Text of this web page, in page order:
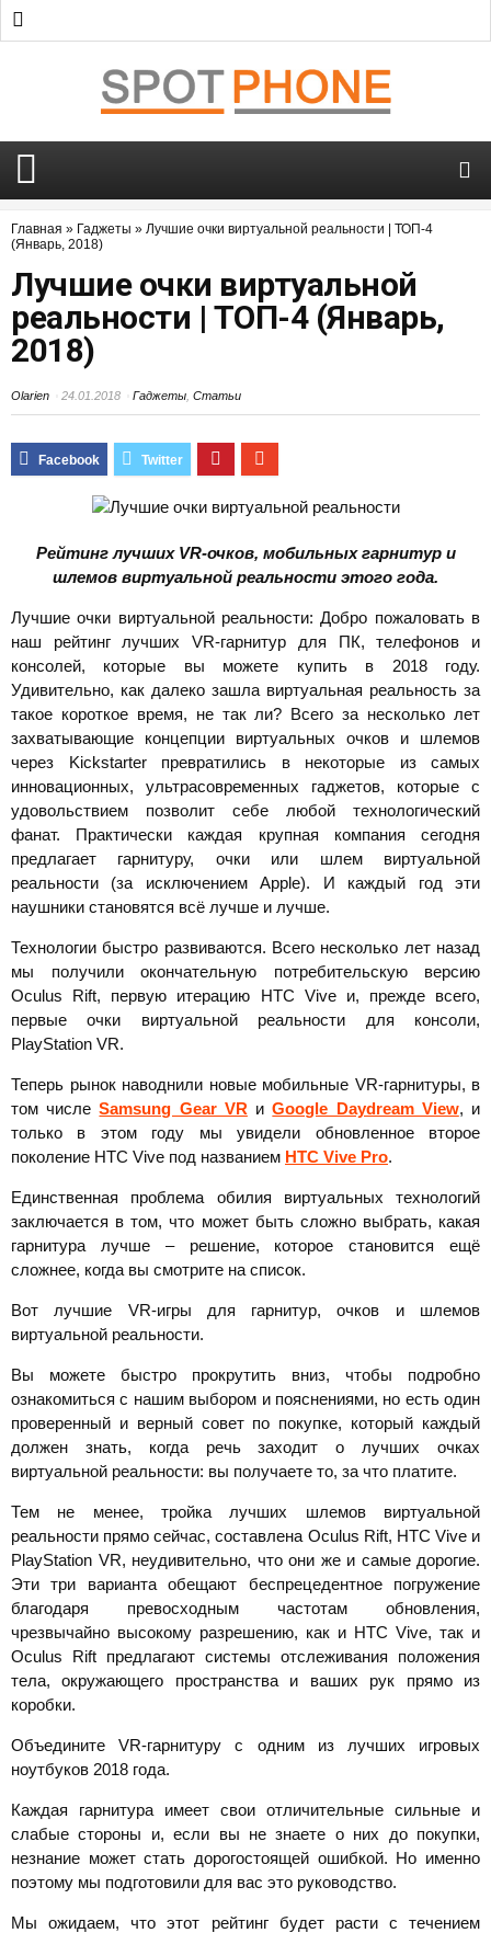
Главная » Гаджеты » Лучшие очки виртуальной реальности | ТОП-4
(Январь, 2018)
Лучшие очки виртуальной
реальности | ТОП-4 (Январь,
2018)
Olarien 24.01.2018 Гаджеты Статьи
Рейтинг лучших VR-очков, мобильных гарнитур и
шлемов виртуальной реальности этого года.
Лучшие очки виртуальной реальности: Добро пожаловать в
наш рейтинг лучших VR-гарнитур для ПК, телефонов и
консолей, которые вы можете купить в 2018 году.
Удивительно, как далеко зашла виртуальная реальность за
такое короткое время, не так ли? Всего за несколько лет
захватывающие концепции виртуальных очков и шлемов
через Kickstarter превратились в некоторые из самых
инновационных, ультрасовременных гаджетов, которые с
удовольствием позволит себе любой технологический
фанат. Практически каждая крупная компания сегодня
предлагает гарнитуру, очки или шлем виртуальной
реальности (за исключением Apple). И каждый год эти
наушники становятся всё лучше и лучше.
Технологии быстро развиваются. Всего несколько лет назад
мы получили окончательную потребительскую версию
Oculus Rift, первую итерацию HTC Vive и, прежде всего,
первые очки виртуальной реальности для консоли,
PlayStation VR.
Теперь рынок наводнили новые мобильные VR-гарнитуры, в
том числеSamsung Gear VR иGoogle Daydream View, и
только в этом году мы увидели обновленное второе
поколение HTC Vive под названием HTC Vive Pro.
Единственная проблема обилия виртуальных технологий
заключается в том, что может быть сложно выбрать, какая
гарнитура лучше – решение, которое становится ещё
сложнее, когда вы смотрите на список.
Вот лучшие VR-игры для гарнитур, очков и шлемов
виртуальной реальности.
Вы можете быстро прокрутить вниз, чтобы подробно
ознакомиться с нашим выбором и пояснениями, но есть один
проверенный и верный совет по покупке, который каждый
должен знать, когда речь заходит о лучших очках
виртуальной реальности: вы получаете то, за что платите.
Тем не менее, тройка лучших шлемов виртуальной
реальности прямо сейчас, составлена Oculus Rift, HTC Vive и
PlayStation VR, неудивительно, что они же и самые дорогие.
Эти три варианта обещают беспрецедентное погружение
благодаря превосходным частотам обновления,
чрезвычайно высокому разрешению, как и HTC Vive, так и
Oculus Rift предлагают системы отслеживания положения
тела, окружающего пространства и ваших рук прямо из
коробки.
Объедините VR-гарнитуру с одним из лучших игровых
ноутбуков 2018 года.
Каждая гарнитура имеет свои отличительные сильные и
слабые стороны и, если вы не знаете о них до покупки,
незнание может стать дорогостоящей ошибкой. Но именно
поэтому мы подготовили для вас это руководство.
Мы ожидаем, что этот рейтинг будет расти с течением